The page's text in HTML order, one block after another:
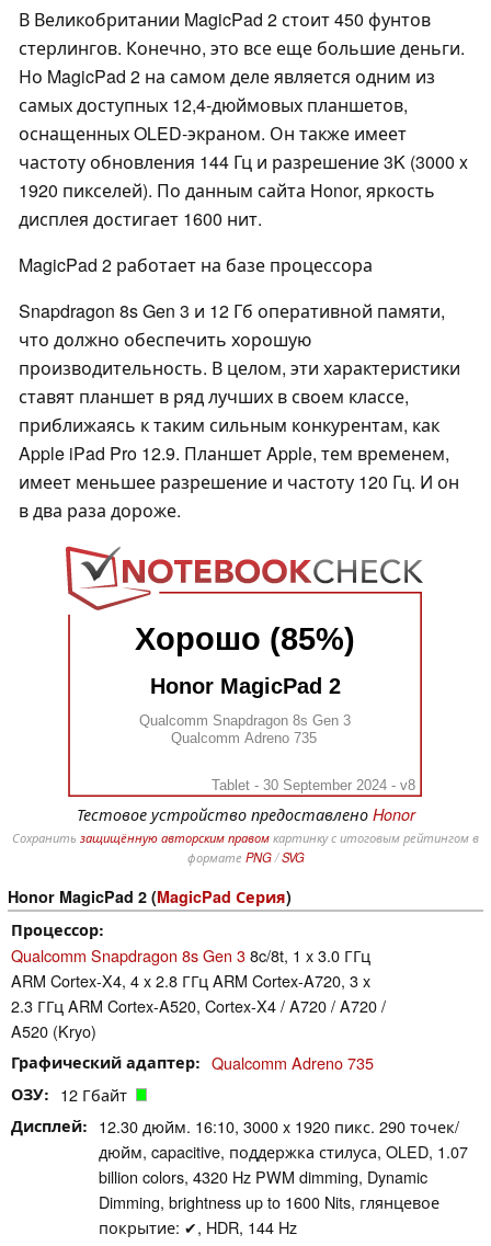
В Великобритании MagicPad 2 стоит 450 фунтов
стерлингов. Конечно, это все еще большие деньги.
Но MagicPad 2 на самом деле является одним из
самых доступных 12,4-дюймовых планшетов,
оснащенных OLED-экраном. Он также имеет
частоту обновления 144 Гц и разрешение 3K (3000 x
1920 пикселей). По данным сайта Honor, яркость
дисплея достигает 1600 нит.
MagicPad 2 работает на базе процессора
Snapdragon 8s Gen 3 и 12 Гб оперативной памяти,
что должно обеспечить хорошую
производительность. В целом, эти характеристики
ставят планшет в ряд лучших в своем классе,
приближаясь к таким сильным конкурентам, как
Apple iPad Pro 12.9. Планшет Apple, тем временем,
имеет меньшее разрешение и частоту 120 Гц. И он
в два раза дороже.
Хорошо (85%)
Honor MagicPad 2
Qualcomm Snapdragon 8s Gen 3
Qualcomm Adreno 735
Tablet - 30 September 2024 - v8
Тестовое устройство предоставлено Honor
Сохранить защищённую авторским правомкартинку с итоговым рейтингом в
формате PNG/SVG
Honor MagicPad 2 (MagicPad Серия)
Процессор
Qualcomm Snapdragon 8s Gen 38c/8t, 1 x 3.0 ГГц
ARM Cortex-X4, 4 x 2.8 ГГц ARM Cortex-A720, 3 x
2.3 ГГц ARM Cortex-A520, Cortex-X4 / A720 / A720 /
A520 (Kryo)
Графический адаптер Qualcomm Adreno 735
ОЗУ 12 Гбайт
Дисплей
12.30 дюйм. 16:10, 3000 x 1920 пикс. 290 точек/
дюйм, capacitive, поддержка стилуса, OLED, 1.07
billion colors, 4320 Hz PWM dimming, Dynamic
Dimming, brightness up to 1600 Nits, глянцевое
покрытие: ✔, HDR, 144 Hz